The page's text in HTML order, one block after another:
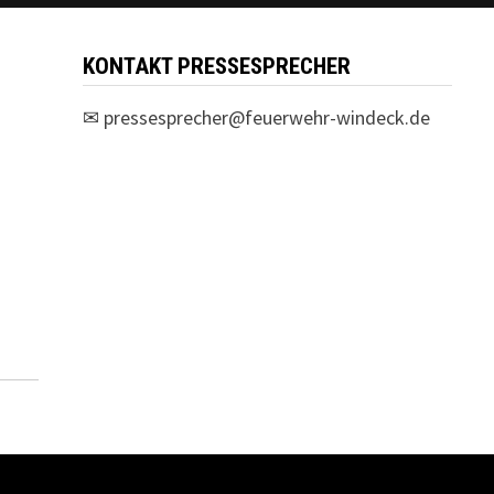
KONTAKT PRESSESPRECHER
✉ pressesprecher@feuerwehr-windeck.de